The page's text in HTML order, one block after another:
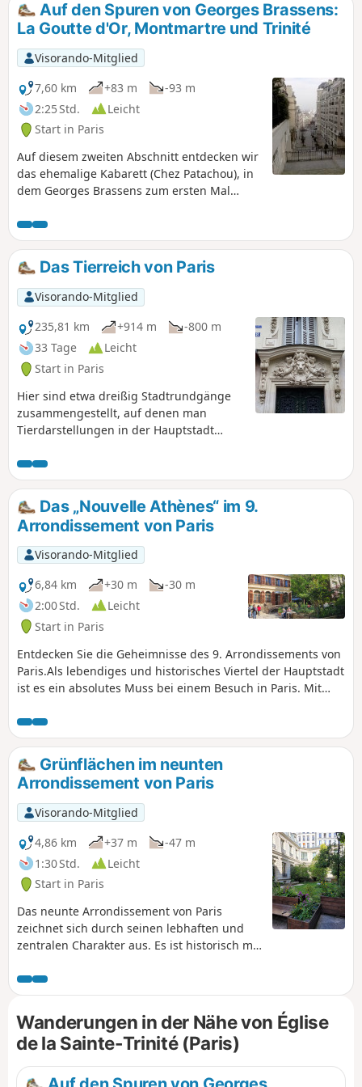
Auf den Spuren von Georges Brassens:
La Goutte d'Or, Montmartre und Trinité
Visorando-Mitglied
7,60 km
+83 m
-93 m
2:25 Std.
Leicht
Start in Paris
Auf diesem zweiten Abschnitt entdecken wir
das ehemalige Kabarett (Chez Patachou), in
dem Georges Brassens zum ersten Mal
Montmartre mit seinen Steigungen, Pfaden
und Treppenstraßen ist besonders
angenehm (vorzugsweise in der
„touristischen Nebensaison” zu
unternehmen).
Das Tierreich von Paris
Visorando-Mitglied
235,81 km
+914 m
-800 m
33 Tage
Leicht
Start in Paris
Hier sind etwa dreißig Stadtrundgänge
zusammengestellt, auf denen man
Tierdarstellungen in der Hauptstadt
Gebäudeverzierungen, Wandmalereien
usw.
Das „Nouvelle Athènes“ im 9.
Arrondissement von Paris
Visorando-Mitglied
6,84 km
+30 m
-30 m
2:00 Std.
Leicht
Start in Paris
Entdecken Sie die Geheimnisse des 9. Arrondissements von
Paris.Als lebendiges und historisches Viertel der Hauptstadt
ist es ein absolutes Muss bei einem Besuch in Paris. Mit
herrlichen Ausblicken ist dieser Teil von Paris wirklich einen
Abstecher wert.
Grünflächen im neunten
Arrondissement von Paris
Visorando-Mitglied
4,86 km
+37 m
-47 m
1:30 Std.
Leicht
Start in Paris
Das neunte Arrondissement von Paris
zeichnet sich durch seinen lebhaften und
zentralen Charakter aus. Es ist historisch mit
verfügt über zahlreiche Theater, Kinos und
Konzertsäle. Als Einkaufsviertel beherbergt
es Kaufhäuser, Boutiquen und
symbolträchtige überdachte Passagen. Es
verbindet Haussmann-Architektur mit
neueren Bauten und bleibt dabei ein
Wohnviertel.Nach den ersten beiden
Wanderungen in der Nähe von Église
de la Sainte-Trinité (Paris)